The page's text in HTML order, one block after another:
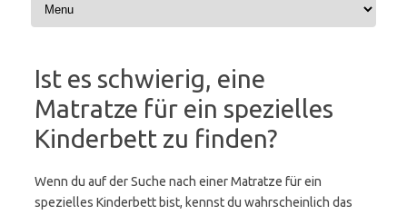
Ist es schwierig, eine
Matratze für ein spezielles
Kinderbett zu finden?
Wenn du auf der Suche nach einer Matratze für ein
spezielles Kinderbett bist, kennst du wahrscheinlich das